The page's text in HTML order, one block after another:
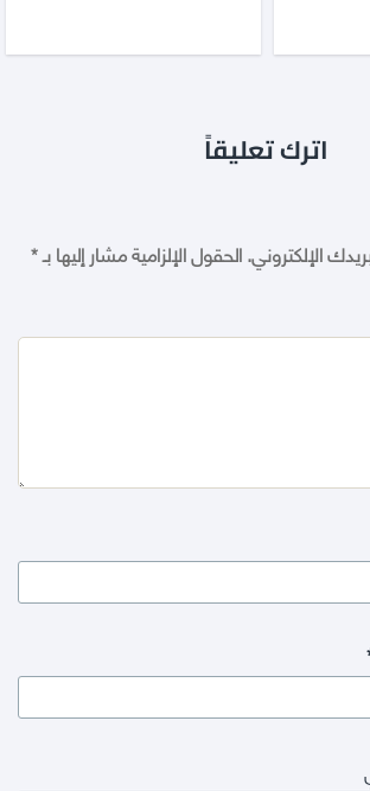
اترك تعليقاً
الإلكتروني.الحقول الإلزامية مشار إليها بـ*